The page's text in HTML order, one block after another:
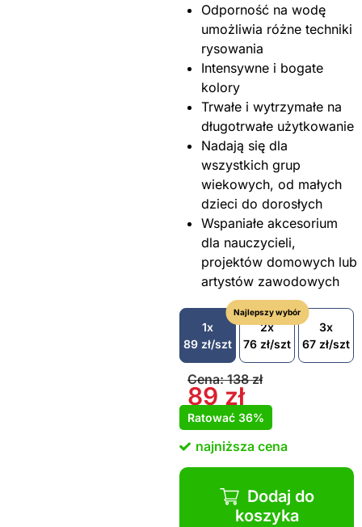
Odporność na wodę
umożliwia różne techniki
rysowania
Intensywne i bogate
kolory
Trwałe i wytrzymałe na
długotrwałe użytkowanie
Nadają się dla
wszystkich grup
wiekowych, od małych
dzieci do dorosłych
Wspaniałe akcesorium
dla nauczycieli,
projektów domowych lub
artystów zawodowych
1x
89 zł/szt
Najlepszy wybór
2x
76 zł/szt
3x
67 zł/szt
Cena:138zł
89 zł
Ratować 36%
najniższa cena
Dodaj do
koszyka